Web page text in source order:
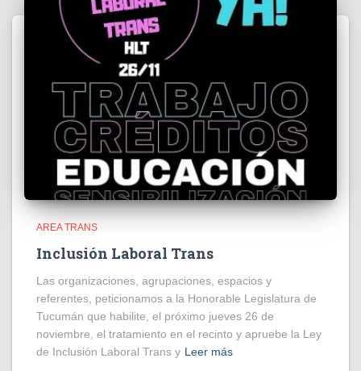
AREA TRANS
Inclusión Laboral Trans
Las organizaciones, agrupaciones, espacios y
referentes, peticionamos a la Honorable Legislatura de
Tucumán que habilite, el próximo jueves 26 de
noviembre, el tratamiento en el recinto y apruebe la Ley
de Inclusión Laboral Trans y Leer más